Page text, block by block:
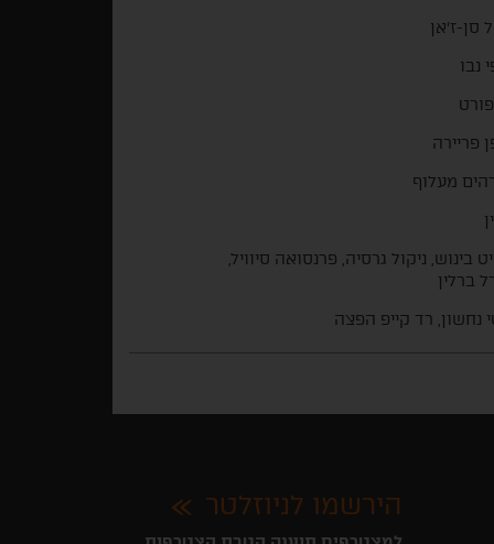
סן-ז'אן
נבו
פריירה
מעלוף
בינוש, ניקול גרסיה, פרנסואה סיוויל,
ברלין
נחשון, רד קייפ הפצה
הירשמו לניוזלטר